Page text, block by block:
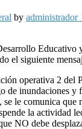
by
Educativo
el siguiente
operativa 2 del
de inundaciones y
se le comunica que
la actividad
NO debe